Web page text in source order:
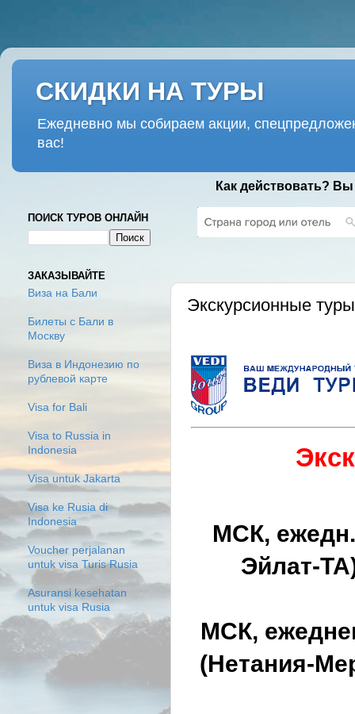
СКИДКИ НА ТУРЫ
Ежедневно мы собираем акции,
вас!
Как действовать?
Экскурсионные
МСК,
Эйлат-
МСК,
(Нетания-
ПОИСК ТУРОВ ОНЛАЙН
ЗАКАЗЫВАЙТЕ
Виза на Бали
Билеты с Бали в
Москву
Виза в Индонезию по
рублевой карте
Visa for Bali
Visa to Russia in
Indonesia
Visa untuk Jakarta
Visa ke Rusia di
Indonesia
Voucher perjalanan
untuk visa Turis Rusia
Asuransi kesehatan
untuk visa Rusia